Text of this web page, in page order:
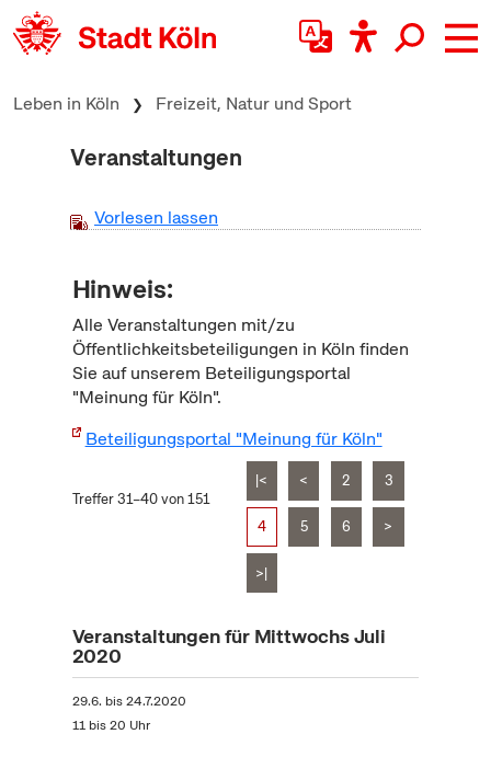
zum Inhalt springen
Leben in Köln Freizeit, Natur und Sport
Veranstaltungen
Vorlesen lassen
Hinweis:
Alle Veranstaltungen mit/zu
Öffentlichkeitsbeteiligungen in Köln finden
Sie auf unserem Beteiligungsportal
"Meinung für Köln".
Beteiligungsportal "Meinung für Köln"
Treffer 31–40 von 151
|< < 2 3
4 5 6 >
>|
Veranstaltungen für Mittwochs Juli
2020
29.6. bis24.7.2020
11 bis 20 Uhr